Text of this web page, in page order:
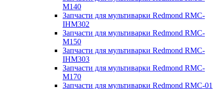
M140
Запчасти для мультиварки Redmond RMC-
IHM302
Запчасти для мультиварки Redmond RMC-
M150
Запчасти для мультиварки Redmond RMC-
IHM303
Запчасти для мультиварки Redmond RMC-
M170
Запчасти для мультиварки Redmond RMC-01